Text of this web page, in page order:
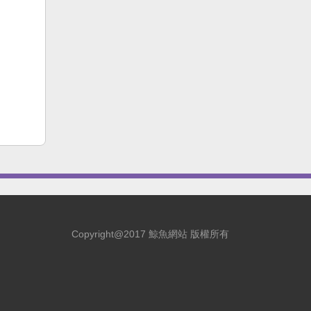
Copyright@2017 鯨魚網站 版權所有